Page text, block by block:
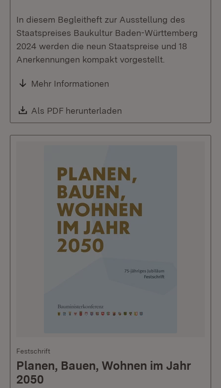
In diesem Begleitheft zur Ausstellung des
Staatspreises Baukultur Baden-Württemberg
2024 werden die neun Staatspreise und 18
Anerkennungen kompakt vorgestellt.
Mehr Informationen
Download:
Als PDF herunterladen
Festschrift
Planen, Bauen, Wohnen im Jahr
2050